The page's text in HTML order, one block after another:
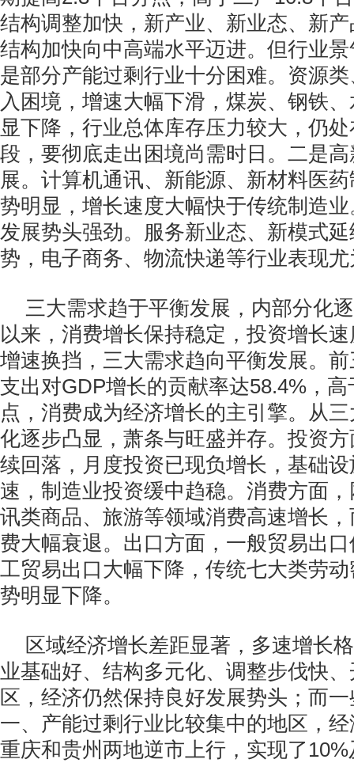
结构调整加快，新产业、新业态、新
结构加快向中高端水平迈进。但行业
是部分产能过剩行业十分困难。资源
入困境，增速大幅下滑，煤炭、钢铁
显下降，行业总体库存压力较大，仍
段，要彻底走出困境尚需时日。二是
展。计算机通讯、新能源、新材料医
势明显，增长速度大幅快于传统制造
发展势头强劲。服务新业态、新模式
势，电子商务、物流快递等行业表现
三大需求趋于平衡发展，内部分化
以来，消费增长保持稳定，投资增长
增速换挡，三大需求趋向平衡发展。
支出对GDP增长的贡献率达58.4%，
点，消费成为经济增长的主引擎。从
化逐步凸显，萧条与旺盛并存。投资
续回落，月度投资已现负增长，基础
速，制造业投资缓中趋稳。消费方面
讯类商品、旅游等领域消费高速增长
费大幅衰退。出口方面，一般贸易出
工贸易出口大幅下降，传统七大类劳
势明显下降。
区域经济增长差距显著，多速增长
业基础好、结构多元化、调整步伐快
区，经济仍然保持良好发展势头；而
一、产能过剩行业比较集中的地区，
重庆和贵州两地逆市上行，实现了